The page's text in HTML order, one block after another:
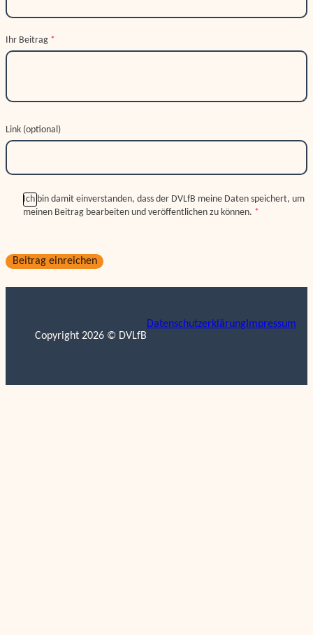
Ihr Beitrag *
Link (optional)
Ich bin damit einverstanden, dass der DVLfB meine Daten speichert, um
meinen Beitrag bearbeiten und veröffentlichen zu können. *
Beitrag einreichen
Copyright 2026 © DVLfB
Datenschutzerklärung Impressum